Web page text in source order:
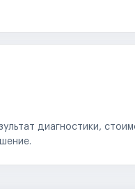
диагностики,